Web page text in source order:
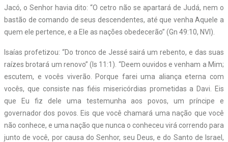
Jacó, o Senhor havia dito: “O cetro não se apartará de Judá, nem o
bastão de comando de seus descendentes, até que venha Aquele a
quem ele pertence, e a Ele as nações obedecerão” (Gn 49:10, NVI).
Isaías profetizou: “Do tronco de Jessé sairá um rebento, e das suas
raízes brotará um renovo” (Is 11:1). “Deem ouvidos e venham a Mim;
escutem, e vocês viverão. Porque farei uma aliança eterna com
vocês, que consiste nas fiéis misericórdias prometidas a Davi. Eis
que Eu fiz dele uma testemunha aos povos, um príncipe e
governador dos povos. Eis que você chamará uma nação que você
não conhece, e uma nação que nunca o conheceu virá correndo para
junto de você, por causa do Senhor, seu Deus, e do Santo de Israel,